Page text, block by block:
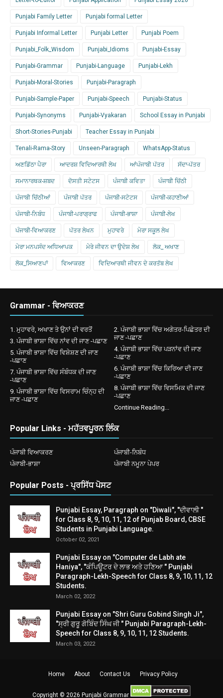
Punjabi Family Letter Punjabi formal Letter
Punjabi Informal Letter Punjabi Letter Punjabi Poem
Punjabi_Folk_Wisdom Punjabi_Idioms Punjabi-Essay
Punjabi-Grammar Punjabi-Language Punjabi-Lekh
Punjabi-Moral-Stories Punjabi-Paragraph
Punjabi-Sample-Paper Punjabi-Speech Punjabi-Status
Punjabi-Synonyms Punjabi-Vyakaran School Essay in Punjabi
Short-Stories-Punjabi Teacher Essay in Punjabi
Tenali-Rama-Story Unseen-Paragraph WhatsApp-Status
ਅਣਡਿੱਠਾ ਪੈਰਾ ਆਦਰਸ਼ ਵਿਦਿਆਰਥੀ ਲੇਖ ਆਂਪੰਜਾਬੀ ਪੱਤਰ ਸੱਦਾ-ਪੱਤਰ
ਸਮਾਨਾਰਥਕ-ਸ਼ਬਦ ਦੋਸਤੀ ਸਟੇਟਸ ਪੰਜਾਬੀ ਕਵਿਤਾ ਪੰਜਾਬੀ ਚਿੱਠੀ
ਪੰਜਾਬੀ ਚਿੱਠੀਆਂ ਪੰਜਾਬੀ ਪੱਤਰ ਪੰਜਾਬੀ-ਸਟੇਟਸ ਪੰਜਾਬੀ-ਕਹਾਣੀਆਂ
ਪੰਜਾਬੀ-ਨਿਬੰਧ ਪੰਜਾਬੀ-ਪਰਾਗ੍ਰਾਫ ਪੰਜਾਬੀ-ਭਾਸ਼ਾ ਪੰਜਾਬੀ-ਲੇਖ
ਪੰਜਾਬੀ-ਵਿਆਕਰਣ ਪੱਤਰ ਲੇਖਨ ਮੁਹਾਵਰੇ ਮੇਰਾ ਸਕੂਲ ਲੇਖ
ਮੇਰਾ ਮਨਪਸੰਦ ਅਧਿਆਪਕ ਮੇਰੇ ਜੀਵਨ ਦਾ ਉਦੇਸ਼ ਲੇਖ ਲੋਕ_ ਅਖਾਣ
ਲੋਕ_ਸਿਆਣਪਾਂ ਵਿਆਕਰਣ ਵਿਦਿਆਰਥੀ ਜੀਵਨ ਦੇ ਕਰਤੱਬ ਲੇਖ
Grammar - ਵਿਆਕਰਣ
1. ਮੁਹਾਵਰੇ, ਅਖਾਣ ਤੇ ਉਨਾਂ ਦੀ ਵਰਤੋਂ
2. ਪੰਜਾਬੀ ਭਾਸ਼ਾ ਵਿੱਚ ਅਗੇਤਰ-ਪਿਛੇਤਰ ਦੀ
ਜਾਣ -ਪਛਾਣ
3. ਪੰਜਾਬੀ ਭਾਸ਼ਾ ਵਿੱਚ ਨਾਂਵ ਦੀ ਜਾਣ -ਪਛਾਣ
4. ਪੰਜਾਬੀ ਭਾਸ਼ਾ ਵਿੱਚ ਪੜਨਾਂਵ ਦੀ ਜਾਣ
-ਪਛਾਣ
5. ਪੰਜਾਬੀ ਭਾਸ਼ਾ ਵਿੱਚ ਵਿਸ਼ੇਸ਼ਣ ਦੀ ਜਾਣ
-ਪਛਾਣ
6. ਪੰਜਾਬੀ ਭਾਸ਼ਾ ਵਿੱਚ ਕਿਰਿਆ ਦੀ ਜਾਣ
-ਪਛਾਣ
7. ਪੰਜਾਬੀ ਭਾਸ਼ਾ ਵਿੱਚ ਸੰਬੰਧਕ ਦੀ ਜਾਣ
-ਪਛਾਣ
8. ਪੰਜਾਬੀ ਭਾਸ਼ਾ ਵਿੱਚ ਵਿਸਮਿਕ ਦੀ ਜਾਣ
-ਪਛਾਣ
9. ਪੰਜਾਬੀ ਭਾਸ਼ਾ ਵਿੱਚ ਵਿਸਰਾਮ ਚਿੰਨ੍ਹ ਦੀ
ਜਾਣ -ਪਛਾਣ
Continue Reading...
Popular Links - ਮਹੱਤਵਪੂਰਨ ਲਿੰਕ
ਪੰਜਾਬੀ ਵਿਆਕਰਣ
ਪੰਜਾਬੀ-ਨਿਬੰਧ
ਪੰਜਾਬੀ-ਭਾਸ਼ਾ
ਪੰਜਾਬੀ ਨਮੂਨਾ ਪੇਪਰ
Popular Posts - ਪ੍ਰਸਿੱਧ ਪੋਸਟ
Punjabi Essay, Paragraph on "Diwali", "ਦੀਵਾਲੀ "
for Class 8, 9, 10, 11, 12 of Punjab Board, CBSE
Students in Punjabi Language.
October 02, 2021
Punjabi Essay on "Computer de Labh ate
Haniya", "ਕੰਪਿਊਟਰ ਦੇ ਲਾਭ ਅਤੇ ਹਣਿਆ " Punjabi
Paragraph-Lekh-Speech for Class 8, 9, 10, 11, 12
Students.
March 02, 2022
Punjabi Essay on "Shri Guru Gobind Singh Ji",
"ਸ੍ਰੀ ਗੁਰੂ ਗੋਬਿੰਦ ਸਿੰਘ ਜੀ " Punjabi Paragraph-Lekh-
Speech for Class 8, 9, 10, 11, 12 Students.
March 03, 2022
Home About Contact Us Privacy Policy
Copyright © 2026 Punjabi Grammar